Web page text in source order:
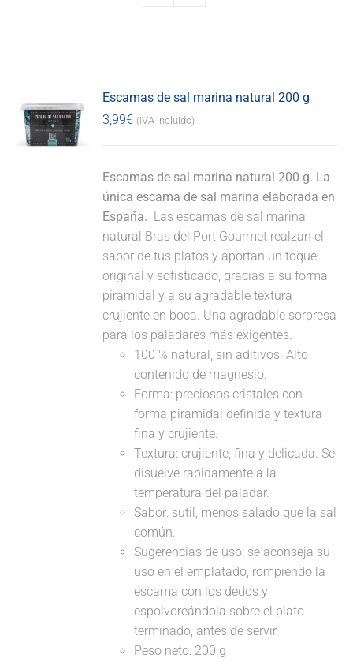
Escamas de sal marina natural 200 g
3,99€ (IVA incluido)
Escamas de sal marina natural 200 g. La
única escama de sal marina elaborada en
España. Las escamas de sal marina
natural Bras del Port Gourmet realzan el
sabor de tus platos y aportan un toque
original y sofisticado, gracias a su forma
piramidal y a su agradable textura
crujiente en boca. Una agradable sorpresa
para los paladares más exigentes.
100 % natural, sin aditivos. Alto
contenido de magnesio.
Forma: preciosos cristales con
forma piramidal definida y textura
fina y crujiente.
Textura: crujiente, fina y delicada. Se
disuelve rápidamente a la
temperatura del paladar.
Sabor: sutil, menos salado que la sal
común.
Sugerencias de uso: se aconseja su
uso en el emplatado, rompiendo la
escama con los dedos y
espolvoreándola sobre el plato
terminado, antes de servir.
Peso neto: 200 g